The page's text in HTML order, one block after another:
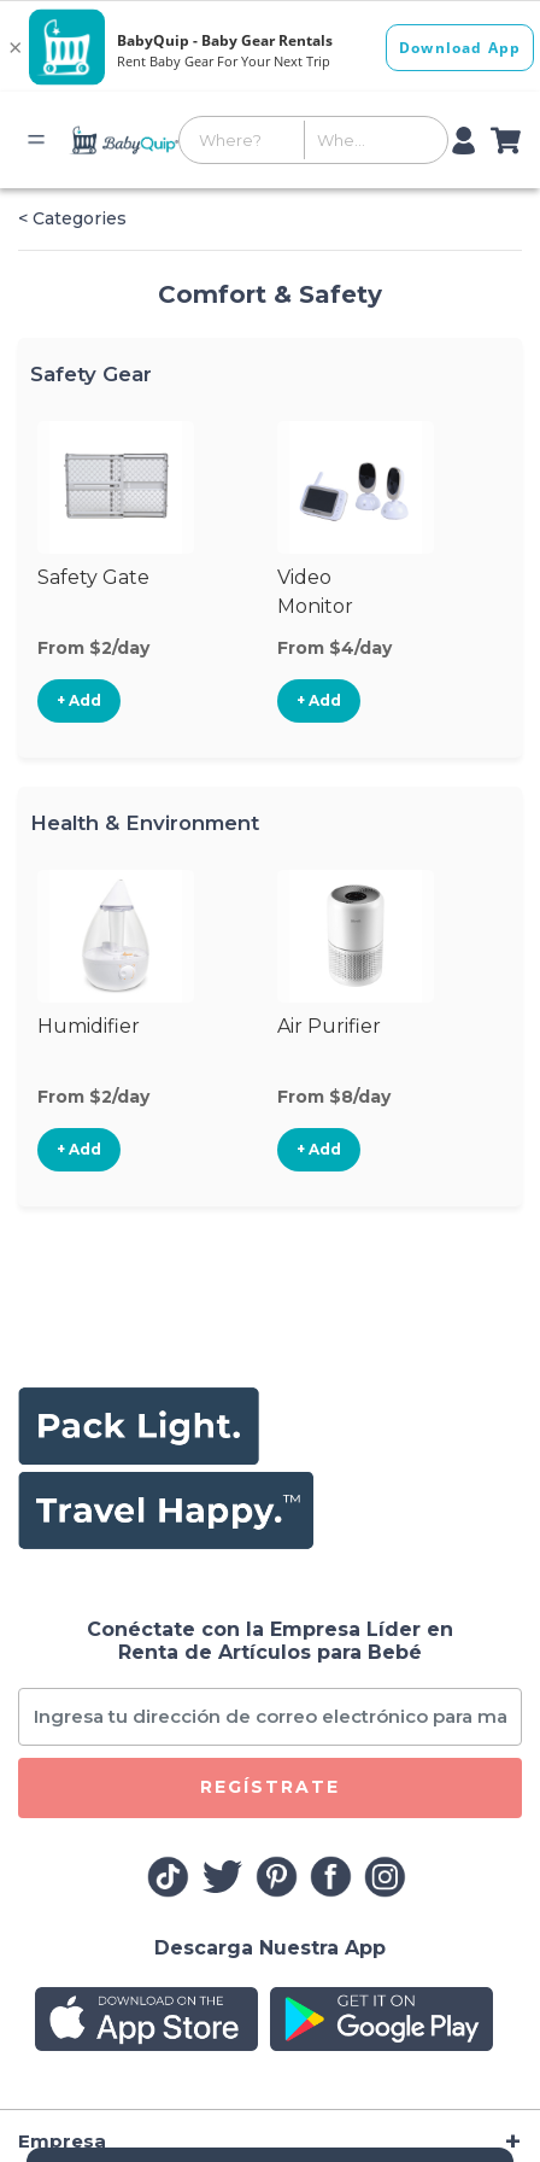
< Categories
Comfort & Safety
Safety Gear
Safety Gate
From $2/day
+ Add
Video
Monitor
From $4/day
+ Add
Health & Environment
Humidifier
From $2/day
+ Add
Air Purifier
From $8/day
+ Add
Empresa
Conéctate con la Empresa Líder en
Renta de Artículos para Bebé
REGÍSTRATE
Descarga Nuestra App